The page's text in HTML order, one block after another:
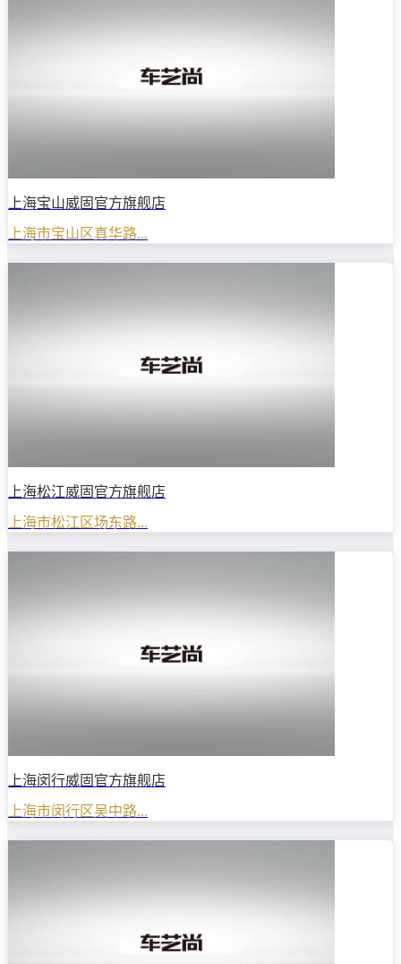
上海宝山威固官方旗舰店
上海市宝山区真华路...
上海松江威固官方旗舰店
上海市松江区场东路...
上海闵行威固官方旗舰店
上海市闵行区吴中路...